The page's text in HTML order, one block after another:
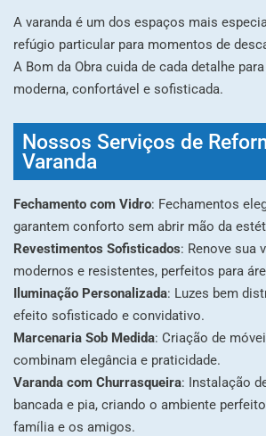
A varanda é um dos espaços mais
refúgio particular para momentos de
A Bom da Obra cuida de cada detalhe
moderna, confortável e sofisticada.
Nossos Serviços de
Varanda
Fechamento com Vidro: Fechamentos
garantem conforto sem abrir mão da
Revestimentos Sofisticados: Renove sua
modernos e resistentes, perfeitos para
Iluminação Personalizada: Luzes bem
efeito sofisticado e convidativo.
Marcenaria Sob Medida: Criação de
combinam elegância e praticidade.
Varanda com Churrasqueira: Instalação
bancada e pia, criando o ambiente
família e os amigos.